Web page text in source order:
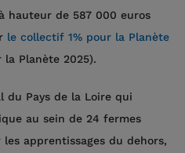
hauteur de 587 000 euros
le collectif 1% pour la Planète
la Planète 2025).
du Pays de la Loire qui
au sein de 24 fermes
apprentissages du dehors,